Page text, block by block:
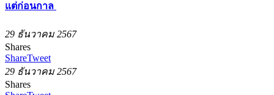
แต่ก่อนกาล
29 ธันวาคม 2567
Shares
ShareTweet
29 ธันวาคม 2567
Shares